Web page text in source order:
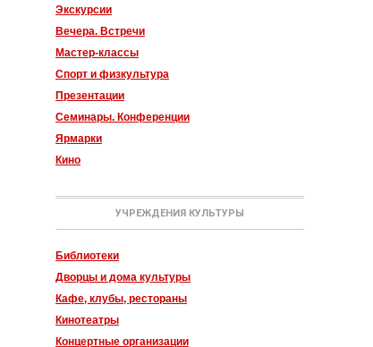
Экскурсии
Вечера. Встречи
Мастер-классы
Спорт и физкультура
Презентации
Семинары. Конференции
Ярмарки
Кино
УЧРЕЖДЕНИЯ КУЛЬТУРЫ
Библиотеки
Дворцы и дома культуры
Кафе, клубы, рестораны
Кинотеатры
Концертные организации